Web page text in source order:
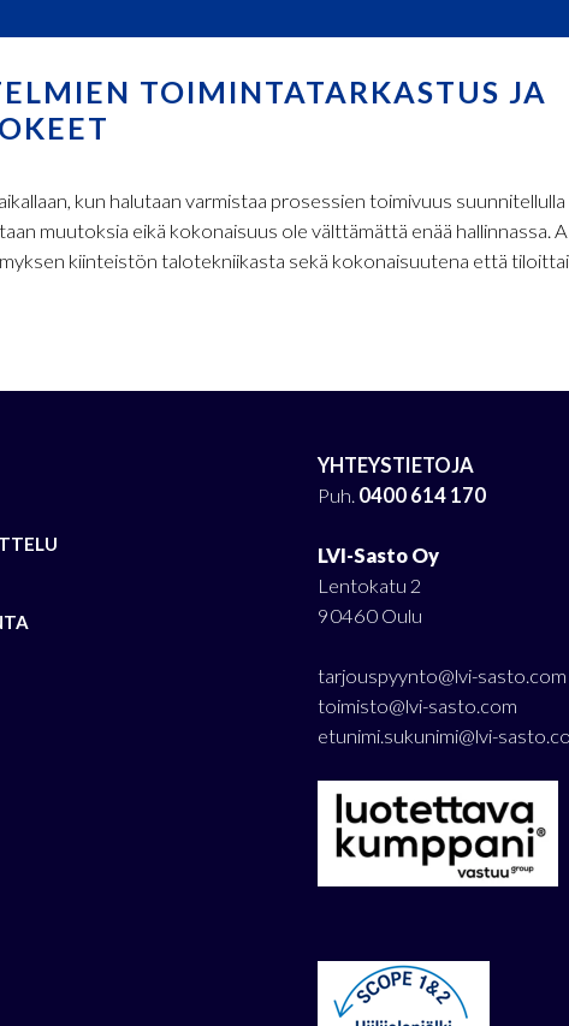
TOIMINTATARKASTUS JA
kun halutaan varmistaa prosessien toimivuus
muutoksia eikä kokonaisuus ole välttämättä enää
kiinteistön talotekniikasta sekä kokonaisuutena että
YHTEYSTIETOJA
Puh. 0400 614 170
LVI-Sasto Oy
Lentokatu 2
90460 Oulu
tarjouspyynto@lvi-sasto.com
toimisto@lvi-sasto.com
etunimi.sukunimi@lvi-